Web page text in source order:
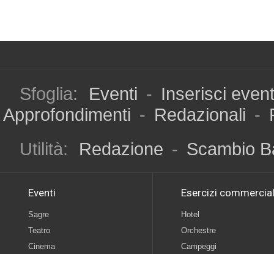
Sfoglia: Eventi - Inserisci
Approfondimenti - Redazionali -
Utilità:
Redazione - Scambio
Eventi
Sagre
Teatro
Cinema
Esercizi
Hotel
Orchestre
Campeggi